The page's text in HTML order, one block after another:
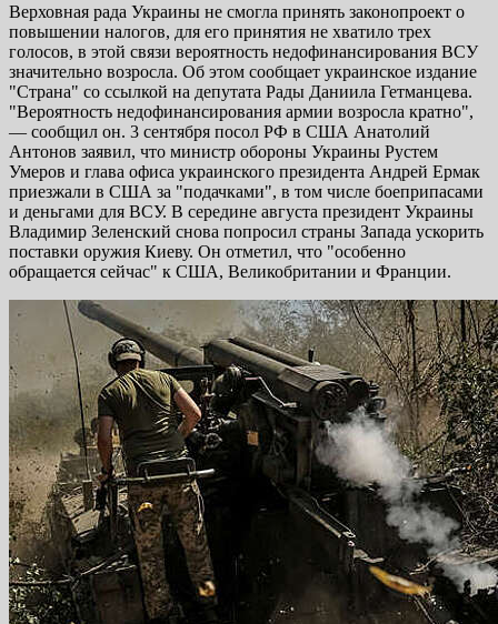
Верховная рада Украины не смогла принять законопроект о
повышении налогов, для его принятия не хватило трех
голосов, в этой связи вероятность недофинансирования ВСУ
значительно возросла. Об этом сообщает украинское издание
"Страна" со ссылкой на депутата Рады Даниила Гетманцева.
"Вероятность недофинансирования армии возросла кратно",
— сообщил он. 3 сентября посол РФ в США Анатолий
Антонов заявил, что министр обороны Украины Рустем
Умеров и глава офиса украинского президента Андрей Ермак
приезжали в США за "подачками", в том числе боеприпасами
и деньгами для ВСУ. В середине августа президент Украины
Владимир Зеленский снова попросил страны Запада ускорить
поставки оружия Киеву. Он отметил, что "особенно
обращается сейчас" к США, Великобритании и Франции.